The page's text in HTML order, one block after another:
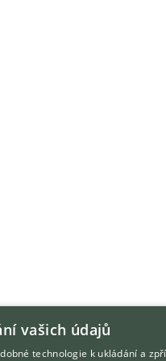
vašich údajů
technologie k ukládání a